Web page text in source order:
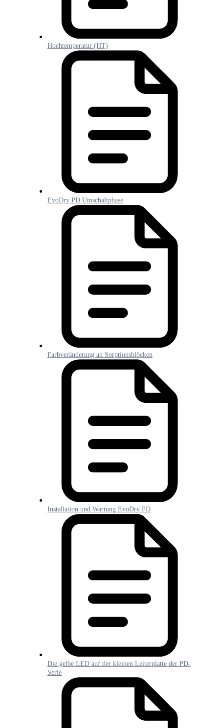
Hochtemperatur (HT)
EvoDry PD Umschaltphase
Farbveränderung an Sorptionsblöcken
Installation und Wartung EvoDry PD
Die gelbe LED auf der kleinen Leiterplatte der PD-
Serie